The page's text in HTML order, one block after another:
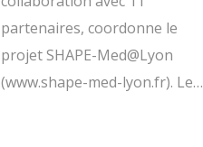
partenaires, coordonne le
projet SHAPE-Med@Lyon
(www.shape-med-lyon.fr). Le…